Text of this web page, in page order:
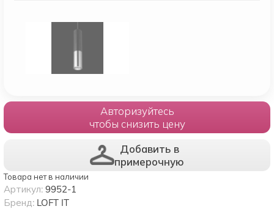
Авторизуйтесь
чтобы снизить цену
Добавить в
примерочную
Товара нет в наличии
Артикул: 9952-1
Бренд: LOFT IT